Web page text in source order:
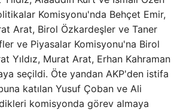
Komisyonu'nda Behçet Emir,
Arat, Birol Özkardeşler ve Taner
ve Piyasalar Komisyonu'na Birol
Yıldız, Murat Arat, Erhan Kahraman
seçildi. Öte yandan AKP'den istifa
katılan Yusuf Çoban ve Ali
komisyonda görev almaya